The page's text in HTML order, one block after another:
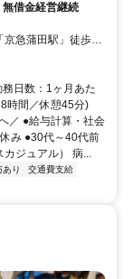
借金経営継続
急蒲田駅」徒歩8
日数：1ヶ月あた
時間／休憩45分)
／ ●給与計算・社会
み ●30代～40代前
ジュアル） 病...
あり
交通費支給